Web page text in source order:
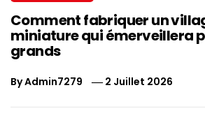
Comment fabriquer un
miniature qui émerveillera
grands
ByAdmin7279 2 Juillet 2026